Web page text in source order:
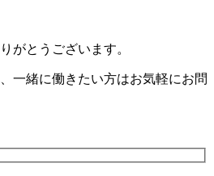
がとうございます。
一緒に働きたい方はお気軽にお問